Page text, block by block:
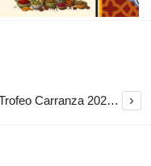
1 – 3 | La UD Las Palmas gana el Trofeo Carranza 2026 tras imponerse al Cádiz CF ›